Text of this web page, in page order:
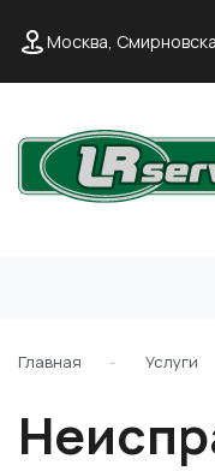
Москва,
Главная Услуги